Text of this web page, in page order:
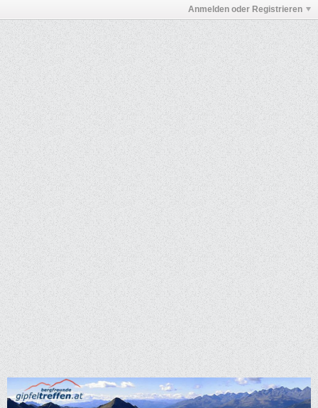
Anmelden oder Registrieren